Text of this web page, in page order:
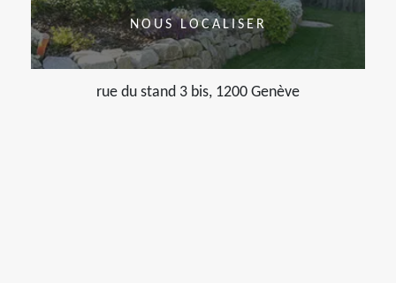
NOUS LOCALISER
rue du stand 3 bis, 1200 Genève